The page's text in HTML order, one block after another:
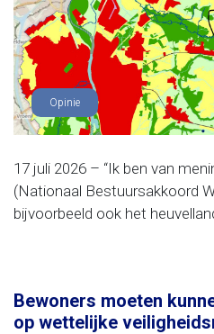
Opinie
17 juli 2026 – “Ik ben van
(Nationaal Bestuursakkoord
bijvoorbeeld ook het
Bewoners moeten
op wettelijke